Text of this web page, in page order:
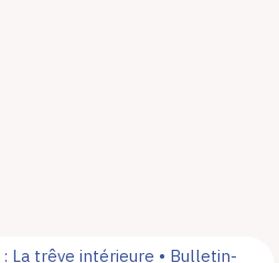
La trêve intérieure • Bulletin-